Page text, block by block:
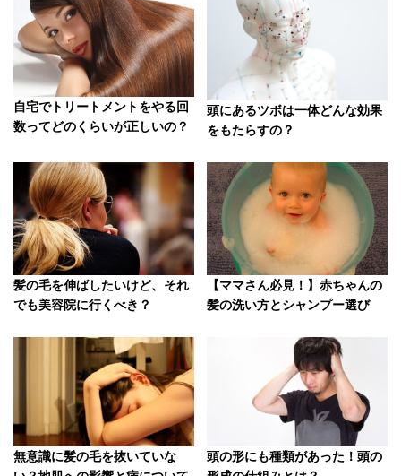
自宅でトリートメントをやる回
数ってどのくらいが正しいの？
頭にあるツボは一体どんな効果
をもたらすの？
髪の毛を伸ばしたいけど、それ
でも美容院に行くべき？
【ママさん必見！】赤ちゃんの
髪の洗い方とシャンプー選び
無意識に髪の毛を抜いていな
頭の形にも種類があった！頭の